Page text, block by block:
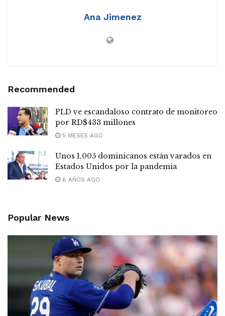
Ana Jimenez
Recommended
PLD ve escandaloso contrato de monitoreo
por RD$433 millones
5 MESES AGO
Unos 1,005 dominicanos están varados en
Estados Unidos por la pandemia
6 AÑOS AGO
Popular News